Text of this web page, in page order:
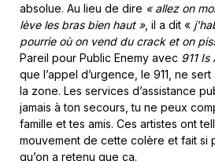
absolue. Au lieu de dire « allez on
lève les bras bien haut », il a dit «
pourrie où on vend du crack et on
Pareil pour Public Enemy avec 911 Is
que l’appel d’urgence, le 911, ne
la zone. Les services d’assistance
jamais à ton secours, tu ne peux
famille et tes amis. Ces artistes ont
mouvement de cette colère et fait si
qu’on a retenu que ça.